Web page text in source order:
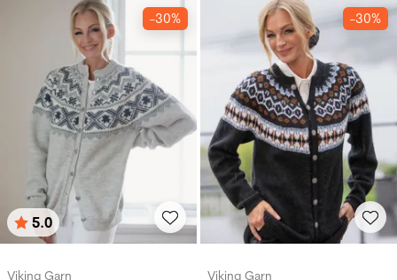
-30%
Betyg:
5.0
utav 5 stjärnor
Viking Garn
-30%
Viking Garn